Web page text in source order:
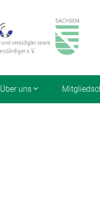
Über uns